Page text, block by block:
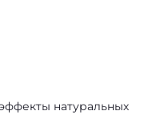
натуральных